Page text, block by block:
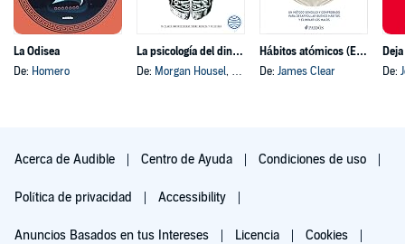
La Odisea
De: Homero
La psicología del dinero
De: Morgan Housel, y otros
Hábitos atómicos (Español neutro)
De: James Clear
De:
Acerca de Audible Centro de Ayuda Condiciones de uso
Política de privacidad Accessibility
Anuncios Basados en tus Intereses Licencia Cookies